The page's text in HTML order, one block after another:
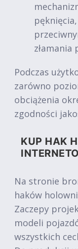
złamania
Podczas
zarówno
obciążenia
zgodności
KUP HAK
Na stronie
haków
Zaczepy
modeli
wszystkich